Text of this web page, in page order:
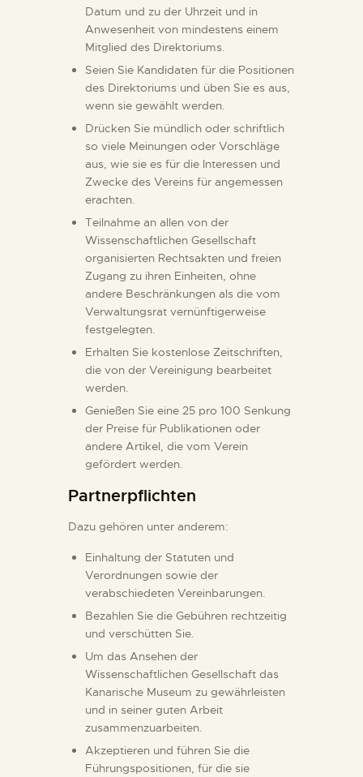
Datum und zu der Uhrzeit und in
Anwesenheit von mindestens einem
Mitglied des Direktoriums.
Seien Sie Kandidaten für die Positionen
des Direktoriums und üben Sie es aus,
wenn sie gewählt werden.
Drücken Sie mündlich oder schriftlich
so viele Meinungen oder Vorschläge
aus, wie sie es für die Interessen und
Zwecke des Vereins für angemessen
erachten.
Teilnahme an allen von der
Wissenschaftlichen Gesellschaft
organisierten Rechtsakten und freien
Zugang zu ihren Einheiten, ohne
andere Beschränkungen als die vom
Verwaltungsrat vernünftigerweise
festgelegten.
Erhalten Sie kostenlose Zeitschriften,
die von der Vereinigung bearbeitet
werden.
Genießen Sie eine 25 pro 100 Senkung
der Preise für Publikationen oder
andere Artikel, die vom Verein
gefördert werden.
Partnerpflichten
Dazu gehören unter anderem:
Einhaltung der Statuten und
Verordnungen sowie der
verabschiedeten Vereinbarungen.
Bezahlen Sie die Gebühren rechtzeitig
und verschütten Sie.
Um das Ansehen der
Wissenschaftlichen Gesellschaft das
Kanarische Museum zu gewährleisten
und in seiner guten Arbeit
zusammenzuarbeiten.
Akzeptieren und führen Sie die
Führungspositionen, für die sie